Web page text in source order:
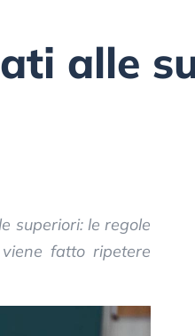
alle
superiori: le regole
fatto ripetere